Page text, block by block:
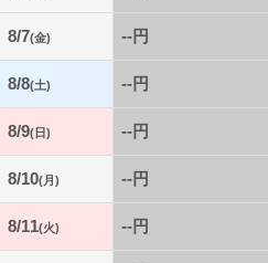
8/7(金) --円
8/8(土) --円
8/9(日) --円
8/10(月) --円
8/11(火) --円